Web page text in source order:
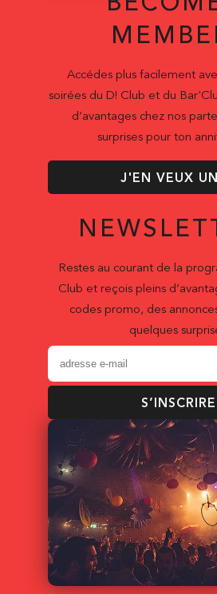
Accédes plus facilement
soirées du D! Club et du
d’avantages chez nos
surprises pour ton
J'EN VEUX
Restes au courant de la
Club et reçois pleins
codes promo, des
quelques
S’INSCRIRE